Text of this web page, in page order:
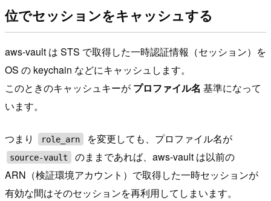
位でセッションをキャッシュする
aws-vault は STS で取得した一時認証情報（セッション）を
OS の keychain などにキャッシュします。
このときのキャッシュキーが プロファイル名 基準になって
います。
つまり role_arn を変更しても、プロファイル名が
source-vault
のままであれば、aws-vault は以前の
ARN（検証環境アカウント）で取得した一時セッションが
有効な間はそのセッションを再利用してしまいます。